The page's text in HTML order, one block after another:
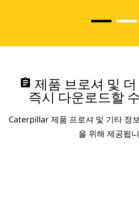
assignment 제품 브로셔 및
즉시 다운로드할
Caterpillar 제품 프로셔 및 기타 정
을 위해 제공됩